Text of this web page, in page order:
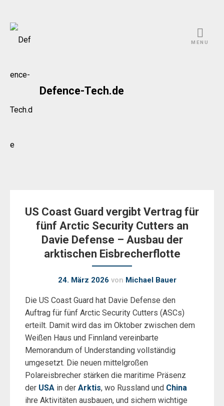
Skip
Defence-Tech.de
MENU
US Coast Guard vergibt Vertrag für
fünf Arctic Security Cutters an
Davie Defense – Ausbau der
arktischen Eisbrecherflotte
24. März 2026 von Michael Bauer
Die US Coast Guard hat Davie Defense den
Auftrag für fünf Arctic Security Cutters (ASCs)
erteilt. Damit wird das im Oktober zwischen dem
Weißen Haus und Finnland vereinbarte
Memorandum of Understanding vollständig
umgesetzt. Die neuen mittelgroßen
Polareisbrecher stärken die maritime Präsenz
der USA in der Arktis, wo Russland und China
ihre Aktivitäten ausbauen, und sichern wichtige